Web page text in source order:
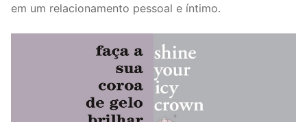
em um relacionamento pessoal e íntimo.